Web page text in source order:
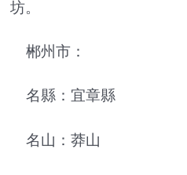
坊。
郴州市：
名縣：宜章縣
名山：莽山